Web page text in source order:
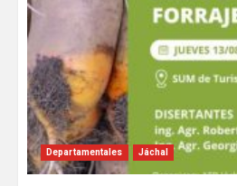
Departamentales Jáchal